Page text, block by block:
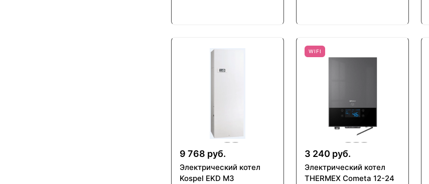
9 768 руб.
Электрический котел
Kospel EKD M3
WIFI
3 240 руб.
Электрический котел
THERMEX Cometa 12-24